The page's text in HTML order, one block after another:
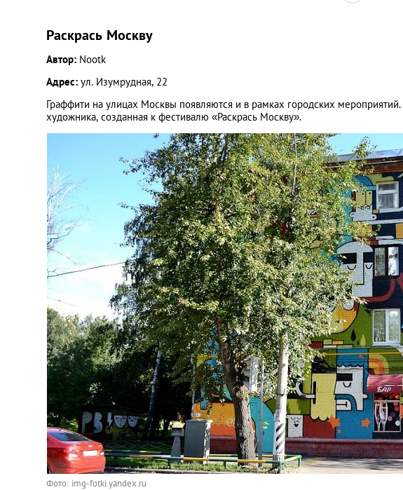
Раскрась Москву
Автор: Nootk
Адрес: ул. Изумрудная, 22
Граффити на улицах Москвы появляются и в рамках городских
художника, созданная к фестивалю «Раскрась Москву».
Фото: img-fotki.yandex.ru